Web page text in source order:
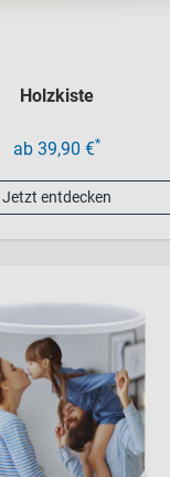
Holzkiste
ab 39,90 €*
Jetzt entdecken